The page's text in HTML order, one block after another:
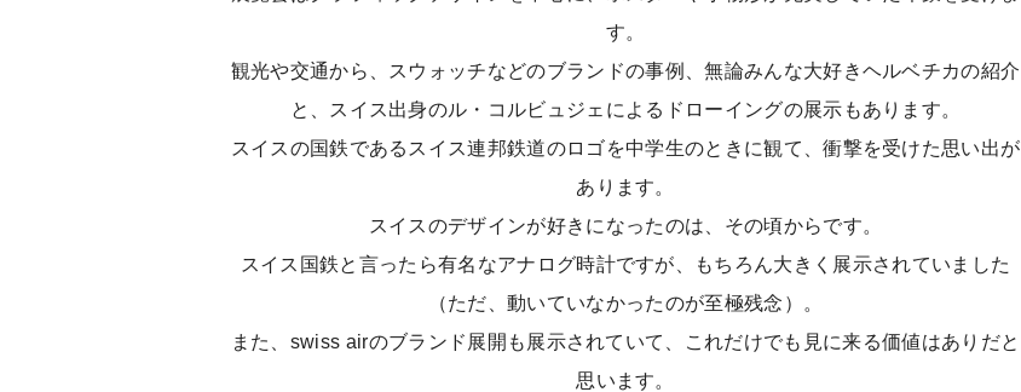
す。
観光や交通から、スウォッチなどのブランドの事例、無論みんな大好きヘルベチカの紹介
と、スイス出身のル・コルビュジェによるドローイングの展示もあります。
スイスの国鉄であるスイス連邦鉄道のロゴを中学生のときに観て、衝撃を受けた思い出が
あります。
スイスのデザインが好きになったのは、その頃からです。
スイス国鉄と言ったら有名なアナログ時計ですが、もちろん大きく展示されていました
（ただ、動いていなかったのが至極残念）。
また、swiss airのブランド展開も展示されていて、これだけでも見に来る価値はありだと
思います。